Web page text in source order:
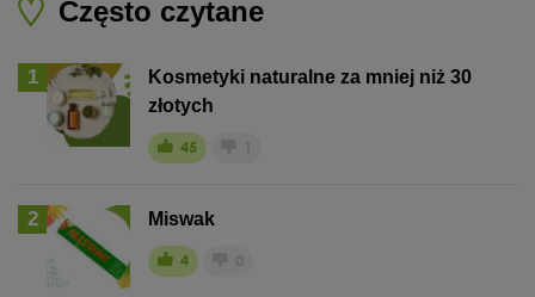
Często czytane
1
Kosmetyki naturalne za mniej niż 30
złotych
45
2 Miswak
4